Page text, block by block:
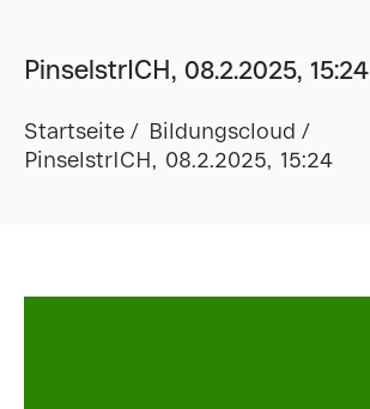
PinselstrICH, 08.2.2025, 15:24
Startseite
Bildungscloud
PinselstrICH, 08.2.2025, 15:24